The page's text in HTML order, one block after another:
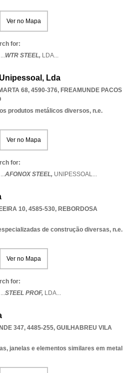
Ver no Mapa
for:
WTR STEEL, LDA...
Lda
68, 4590-376, FREAMUNDE PACOS
produtos metálicos diversos, n.e.
Ver no Mapa
for:
AFONOX STEEL, UNIPESSOAL...
10, 4585-530, REBORDOSA
de construção diversas, n.e.
Ver no Mapa
for:
STEEL PROF, LDA...
347, 4485-255, GUILHABREU VILA
janelas e elementos similares em metal